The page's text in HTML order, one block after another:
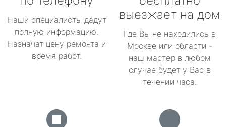
Наши специалисты дадут
полную информацию.
Назначат цену ремонта и
время работ.
выезжает на дом
Где Вы не находились в
Москве или области -
наш мастер в любом
случае будет у Вас в
течении часа.